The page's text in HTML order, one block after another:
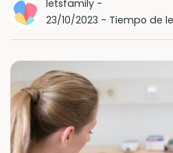
letsfamily-
23/10/2023 - Tiempo de